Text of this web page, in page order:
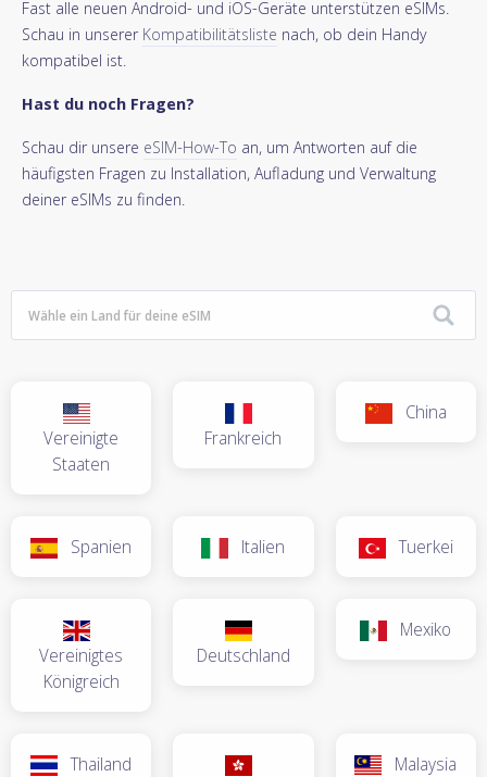
Fast alle neuen Android- und iOS-Geräte unterstützen eSIMs.
Schau in unserer Kompatibilitätsliste nach, ob dein Handy
kompatibel ist.
Hast du noch Fragen?
Schau dir unsere eSIM-How-To an, um Antworten auf die
häufigsten Fragen zu Installation, Aufladung und Verwaltung
deiner eSIMs zu finden.
Vereinigte
Staaten
Frankreich
China
Spanien Italien Tuerkei
Vereinigtes
Königreich
Deutschland
Mexiko
Thailand
Malaysia